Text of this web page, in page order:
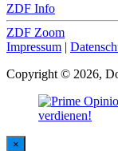
ZDF Info
ZDF Zoom
Impressum |
Copyright © 2026,
×